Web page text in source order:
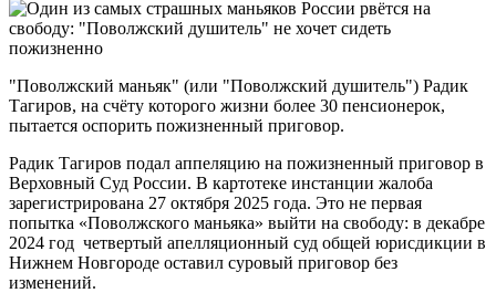
"Поволжский маньяк" (или "Поволжский душитель") Радик
Тагиров, на счёту которого жизни более 30 пенсионерок,
пытается оспорить пожизненный приговор.
Радик Тагиров подал аппеляцию на пожизненный приговор в
Верховный Суд России. В картотеке инстанции жалоба
зарегистрирована 27 октября 2025 года. Это не первая
попытка «Поволжского маньяка» выйти на свободу: в декабре
2024 год четвертый апелляционный суд общей юрисдикции в
Нижнем Новгороде оставил суровый приговор без
изменений.